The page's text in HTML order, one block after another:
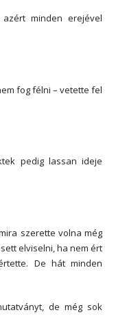
minden erejével
fog félni – vetette fel
pedig lassan ideje
szerette volna még
elviselni, ha nem ért
De hát minden
de még sok